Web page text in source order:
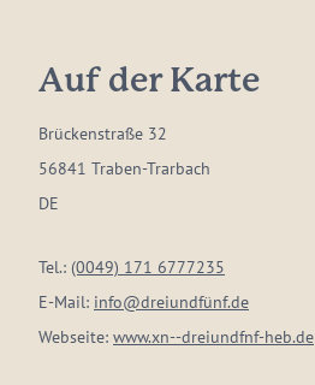
Auf der Karte
Brückenstraße 32
56841 Traben-Trarbach
DE
Tel.: (0049) 171 6777235
E-Mail: info@dreiundfünf.de
Webseite: www.xn--dreiundfnf-heb.de